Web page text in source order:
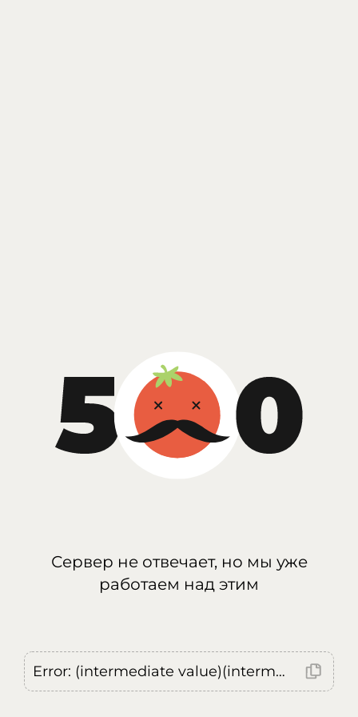
Сервер не отвечает, но мы уже
работаем над этим
Error: (intermediate value)(intermediate value)(intermediate value).replaceAll is not a function